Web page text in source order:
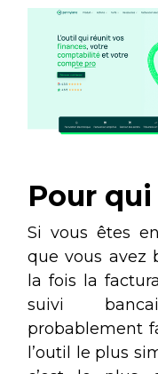
Pour qui
Si vous êtes
que vous avez
la fois la
suivi
probablement
l’outil le plus